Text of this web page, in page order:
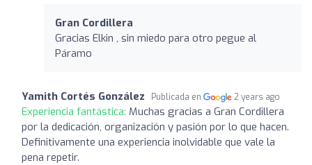
Gran Cordillera
Gracias Elkin , sin miedo para otro pegue al
Páramo
Yamith Cortés González Publicada en 2 years ago
Experiencia fantástica: Muchas gracias a Gran Cordillera
por la dedicación, organización y pasión por lo que hacen.
Definitivamente una experiencia inolvidable que vale la
pena repetir.